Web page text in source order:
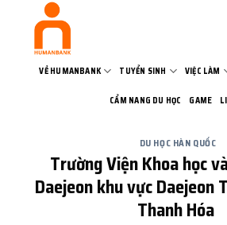
VỀ HUMANBANK TUYỂN SINH VIỆC LÀM
CẨM NANG DU HỌC GAME
DU HỌC HÀN QUỐC
Trường Viện Khoa học
Daejeon khu vực Daejeon
Thanh Hóa